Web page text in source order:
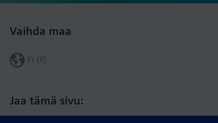
Jaa tämä sivu:
Vaihda maa
FI (fi)